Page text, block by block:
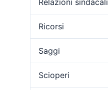
Relazioni sindacali
Ricorsi
Saggi
Scioperi